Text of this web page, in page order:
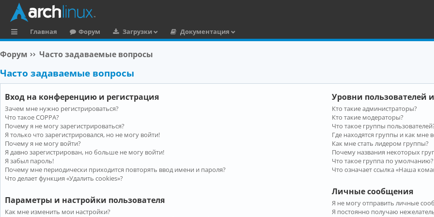
ы
л
Главная Форум Загрузки
Документация
Форум Часто задаваемые вопросы
Часто задаваемые вопросы
Вход на конференцию и регистрация
Зачем мне нужно регистрироваться?
Что такое COPPA?
Почему я не могу зарегистрироваться?
Я только что зарегистрировался, но не могу войти!
Почему я не могу войти?
Я давно зарегистрирован, но больше не могу войти!
Я забыл пароль!
Почему мне периодически приходится повторять ввод имени и пароля?
Что делает функция «Удалить cookies»?
Параметры и настройки пользователя
Как мне изменить мои настройки?
Уровни пользователей
Кто такие администраторы?
Кто такие модераторы?
Что такое группы
Где находятся группы и как мне
Как мне стать лидером группы?
Почему названия некоторых
Что такое группа по умолчанию?
Что означает ссылка «Наша
Личные сообщения
Я не могу отправить личные
Я постоянно получаю